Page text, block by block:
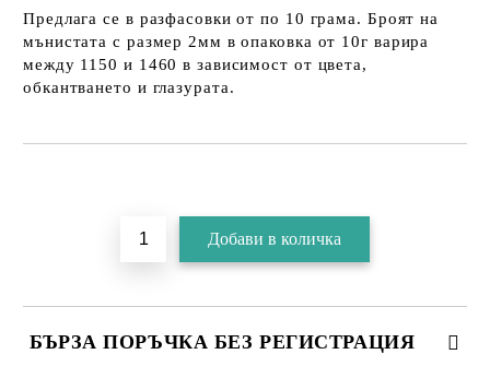
Предлага се в разфасовки от по 10 грама. Броят на
мънистата с размер 2мм в опаковка от 10г варира
между 1150 и 1460 в зависимост от цвета,
обкантването и глазурата.
БЪРЗА ПОРЪЧКА БЕЗ РЕГИСТРАЦИЯ